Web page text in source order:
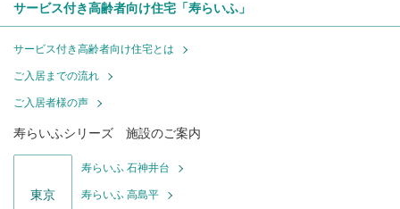
サービス付き高齢者向け住宅「寿らいふ」
サービス付き高齢者向け住宅とは
ご入居までの流れ
ご入居者様の声
寿らいふシリーズ 施設のご案内
東京
寿らいふ 石神井台
寿らいふ 高島平